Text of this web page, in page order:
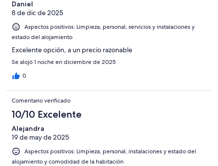
Daniel
8 de dic de 2025
Aspectos positivos: Limpieza, personal, servicios y instalaciones y
estado del alojamiento
Excelente opción, a un precio razonable
Se alojó 1 noche en diciembre de 2025
0
Comentario verificado
10/10 Excelente
Alejandra
19 de may de 2025
Aspectos positivos: Limpieza, personal, instalaciones y estado del
alojamiento y comodidad de la habitación